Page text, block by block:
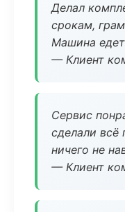
Делал
срокам,
Машина
— Клиент
Сервис
сделали всё
ничего не
— Клиент